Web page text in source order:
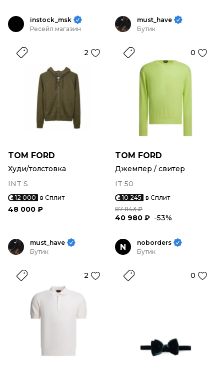
instock_msk
Ресейл магазин
2
TOM FORD
Худи/толстовка
INT S
12 000 в Сплит
48 000 ₽
must_have
Бутик
0
TOM FORD
Джемпер / свитер
IT 50
10 245 в Сплит
87 843 ₽
40 980 ₽ -53%
must_have
Бутик
2
N
noborders
Бутик
0